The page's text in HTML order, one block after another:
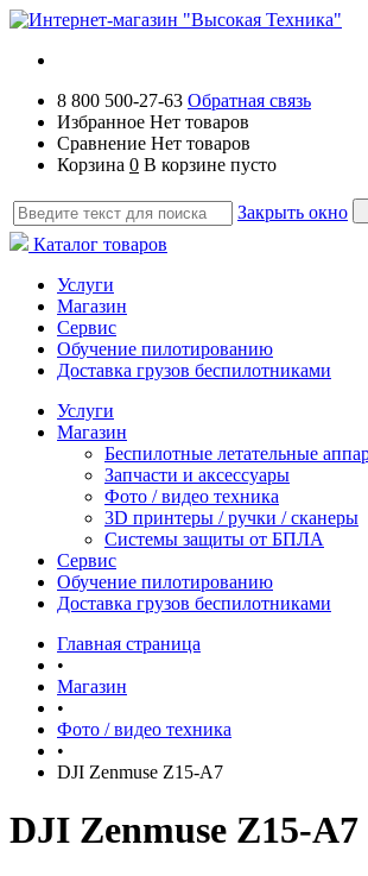
8 800 500-27-63 Обратная связь
Избранное Нет товаров
Сравнение Нет товаров
Корзина 0 В корзине пусто
Закрыть окно
Каталог товаров
Услуги
Магазин
Сервис
Обучение пилотированию
Доставка грузов беспилотниками
Услуги
Магазин
Беспилотные летательные
Запчасти и аксессуары
Фото / видео техника
3D принтеры / ручки / сканеры
Системы защиты от БПЛА
Сервис
Обучение пилотированию
Доставка грузов беспилотниками
Главная страница
•
Магазин
•
Фото / видео техника
•
DJI Zenmuse Z15-A7
DJI Zenmuse Z15-A7